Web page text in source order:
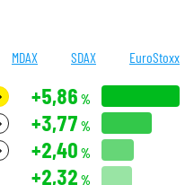
MDAX SDAX EuroStoxx
+5,86 %
+3,77 %
+2,40 %
+2,32 %